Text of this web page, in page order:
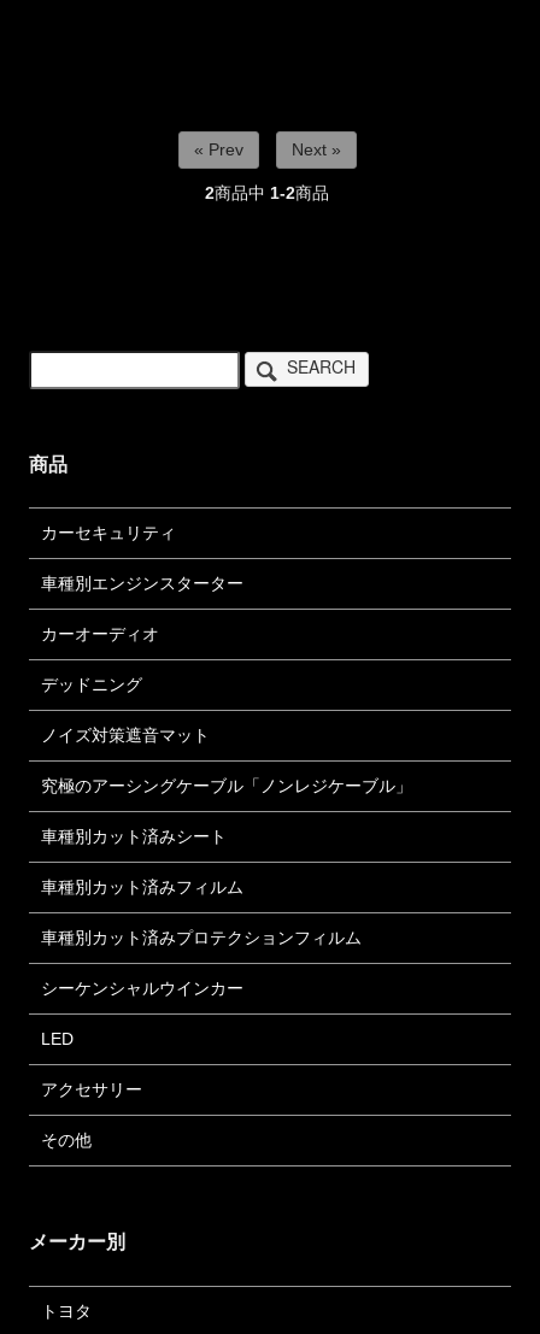
« Prev Next »
2商品中 1-2商品
SEARCH
商品
カーセキュリティ
車種別エンジンスターター
カーオーディオ
デッドニング
ノイズ対策遮音マット
究極のアーシングケーブル「ノンレジケーブル」
車種別カット済みシート
車種別カット済みフィルム
車種別カット済みプロテクションフィルム
シーケンシャルウインカー
LED
アクセサリー
その他
メーカー別
トヨタ